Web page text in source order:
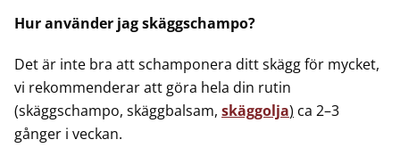
R
.
R
.
E
T
V
Ä
R
:
5
I
S
E
T
Ä
Hur använder jag skäggschampo?
Det är inte bra att schamponera ditt skägg för mycket,
vi rekommenderar att göra hela din rutin
(skäggschampo, skäggbalsam, skäggolja) ca 2–3
gånger i veckan.